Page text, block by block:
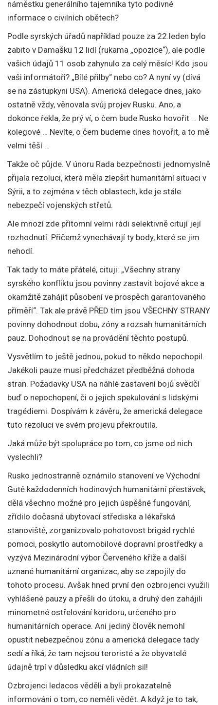
náměstku generálního tajemníka tyto podivné
informace o civilních obětech?
Podle syrských úřadů například pouze za 22.leden bylo
zabito v Damašku 12 lidí (rukama „opozice“), ale podle
vašich údajů 11 osob zahynulo za celý měsíc! Kdo jsou
vaši informátoři? „Bílé přilby“ nebo co? A nyní vy (dívá
se na zástupkyni USA). Americká delegace dnes, jako
ostatně vždy, věnovala svůj projev Rusku. Ano, a
dokonce řekla, že prý ví, o čem bude Rusko hovořit … Ne
kolegové … Nevíte, o čem budeme dnes hovořit, a to mě
velmi těší …
Takže oč půjde. V únoru Rada bezpečnosti jednomyslně
přijala rezoluci, která měla zlepšit humanitární situaci v
Sýrii, a to zejména v těch oblastech, kde je stále
nebezpečí vojenských střetů.
Ale mnozí zde přítomní velmi rádi selektivně citují její
rozhodnutí. Přičemž vynechávají ty body, které se jim
nehodí.
Tak tady to máte přátelé, cituji: „Všechny strany
syrského konfliktu jsou povinny zastavit bojové akce a
okamžitě zahájit působení ve prospěch garantovaného
příměří“. Tak ale právě PŘED tím jsou VŠECHNY STRANY
povinny dohodnout dobu, zóny a rozsah humanitárních
pauz. Dohodnout se na provádění těchto postupů.
Vysvětlím to ještě jednou, pokud to někdo nepochopil.
Jakékoli pauze musí předcházet předběžná dohoda
stran. Požadavky USA na náhlé zastavení bojů svědčí
buď o nepochopení, či o jejich spekulování s lidskými
tragédiemi. Dospívám k závěru, že americká delegace
tuto rezoluci ve svém projevu překroutila.
Jaká může být spolupráce po tom, co jsme od nich
vyslechli?
Rusko jednostranně oznámilo stanovení ve Východní
Gutě každodenních hodinových humanitární přestávek,
dělá všechno možné pro jejich úspěšné fungování,
zřídilo dočasná ubytovací střediska a lékařská
stanoviště, zorganizovalo pohotovost brigád rychlé
pomoci, poskytlo automobilové dopravní prostředky a
vyzývá Mezinárodní výbor Červeného kříže a další
uznané humanitární organizac, aby se zapojily do
tohoto procesu. Avšak hned první den ozbrojenci využili
vyhlášené pauzy a přešli do útoku, a druhý den zahájili
minometné ostřelování koridoru, určeného pro
humanitárních operace. Ani jediný člověk nemohl
opustit nebezpečnou zónu a americká delegace tady
sedí a říká, že tam nejsou teroristé a že obyvatelé
údajně trpí v důsledku akcí vládních sil!
Ozbrojenci ledacos věděli a byli prokazatelně
informováni o tom, co neměli vědět. A když je to tak,